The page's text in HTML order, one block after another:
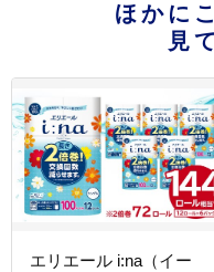
ほかに
見
エリエール i:na（イー